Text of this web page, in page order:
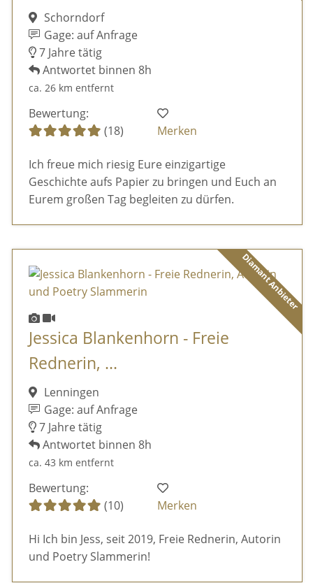
Schorndorf
Gage: auf Anfrage
7 Jahre tätig
Antwortet binnen 8h
ca. 26 km entfernt
Bewertung:
(18)
Merken
Ich freue mich riesig Eure einzigartige
Geschichte aufs Papier zu bringen und Euch an
Eurem großen Tag begleiten zu dürfen.
Diamant Anbieter
Jessica Blankenhorn - Freie
Rednerin, ...
Lenningen
Gage: auf Anfrage
7 Jahre tätig
Antwortet binnen 8h
ca. 43 km entfernt
Bewertung:
(10)
Merken
Hi Ich bin Jess, seit 2019, Freie Rednerin, Autorin
und Poetry Slammerin!